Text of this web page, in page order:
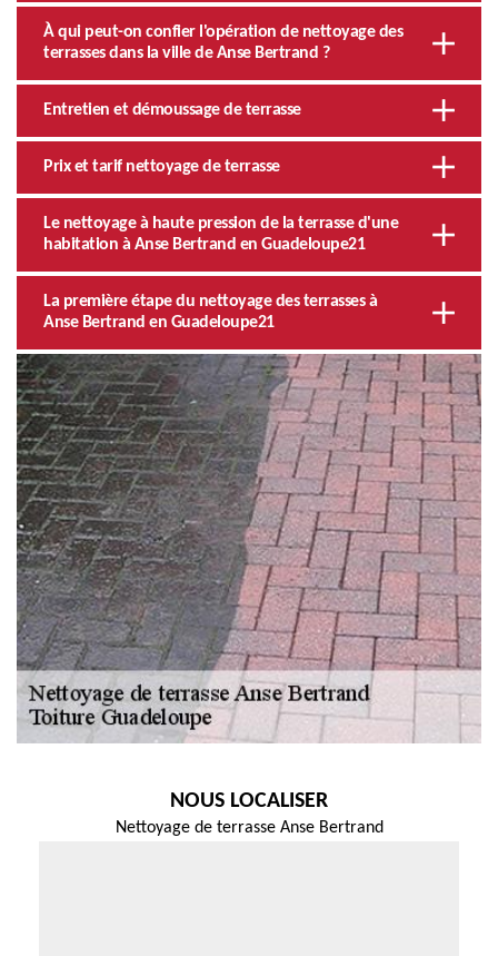
À qui peut-on confier l'opération de nettoyage des
terrasses dans la ville de Anse Bertrand ?
Entretien et démoussage de terrasse
Prix et tarif nettoyage de terrasse
Le nettoyage à haute pression de la terrasse d'une
habitation à Anse Bertrand en Guadeloupe21
La première étape du nettoyage des terrasses à
Anse Bertrand en Guadeloupe21
NOUS LOCALISER
Nettoyage de terrasse Anse Bertrand